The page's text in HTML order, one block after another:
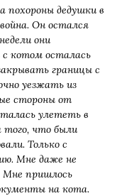
похороны дедушки в
Он остался
они
с котом осталась
границы с
уезжать из
стороны от
улететь в
того, что были
Только с
Мне даже не
Мне пришлось
на кота.